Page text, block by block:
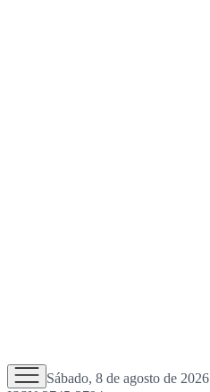
Sábado, 8 de agosto de 2026